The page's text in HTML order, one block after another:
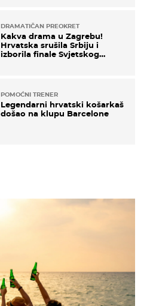
DRAMATIČAN PREOKRET
Kakva drama u Zagrebu!
Hrvatska srušila Srbiju i
izborila finale Svjetskog
POMOĆNI TRENER
Legendarni hrvatski košarkaš
došao na klupu Barcelone